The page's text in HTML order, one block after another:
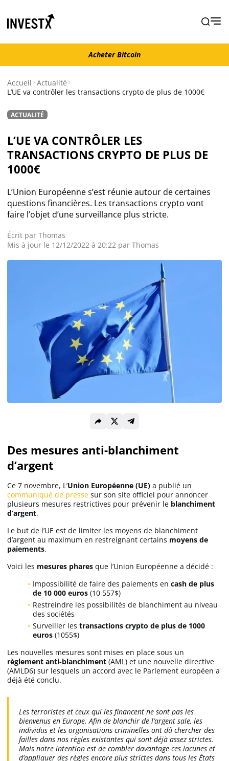
Acheter Bitcoin
Actualité Ethereum
Actualité NFT
Actualité Exchanges
Guides
Acheter Cryptomonnaies
Prédictions
Ethereum (ETH)
Solana (SOL)
Trading
C’est quoi ?
Meilleur Broker
Indicateurs techniques
Acheter Bitcoin
Accueil Actualité
L’UE va contrôler les transactions crypto de plus de 1000€
ACTUALITÉ
L’UE VA CONTRÔLER LES
TRANSACTIONS CRYPTO DE PLUS DE
1000€
L’Union Européenne s’est réunie autour de certaines
questions financières. Les transactions crypto vont
faire l’objet d’une surveillance plus stricte.
Écrit par Thomas
Mis à jour le 12/12/2022 à 20:22 par Thomas
Des mesures anti-blanchiment
d’argent
Ce 7 novembre, L’Union Européenne (UE) a publié un
communiqué de presse sur son site officiel pour annoncer
plusieurs mesures restrictives pour prévenir le blanchiment
d’argent.
Le but de l’UE est de limiter les moyens de blanchiment
d’argent au maximum en restreignant certains moyens de
paiements.
Voici les mesures phares que l’Union Européenne a décidé :
Impossibilité de faire des paiements en cash de plus
de 10 000 euros (10 557$)
Restreindre les possibilités de blanchiment au niveau
des sociétés
Surveiller les transactions crypto de plus de 1000
euros (1055$)
Les nouvelles mesures sont mises en place sous un
règlement anti-blanchiment (AML) et une nouvelle directive
(AMLD6) sur lesquels un accord avec le Parlement européen a
déjà été conclu.
Les terroristes et ceux qui les financent ne sont pas les
bienvenus en Europe. Afin de blanchir de l’argent sale, les
individus et les organisations criminelles ont dû chercher des
failles dans nos règles existantes qui sont déjà assez strictes.
Mais notre intention est de combler davantage ces lacunes et
d’appliquer des règles encore plus strictes dans tous les États